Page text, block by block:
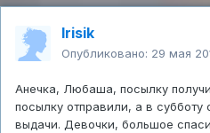
Irisik
Опубликовано: 29 мая
Анечка, Любаша, посылку
посылку отправили, а в
выдачи. Девочки, большое